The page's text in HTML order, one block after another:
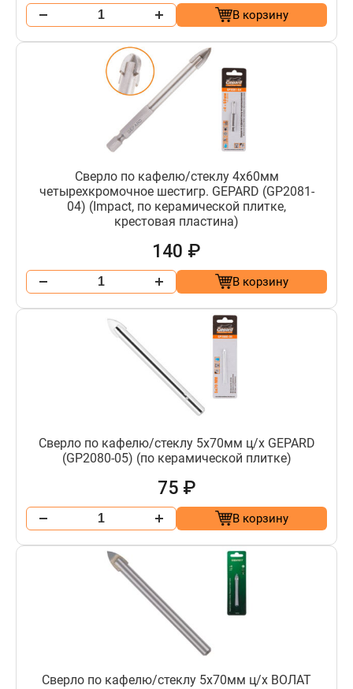
В корзину
Сверло по кафелю/стеклу 4х60мм
четырехкромочное шестигр. GEPARD (GP2081-
04) (Impact, по керамической плитке,
крестовая пластина)
140 ₽
В корзину
Сверло по кафелю/стеклу 5х70мм ц/х GEPARD
(GP2080-05) (по керамической плитке)
75 ₽
В корзину
Сверло по кафелю/стеклу 5х70мм ц/х ВОЛАТ